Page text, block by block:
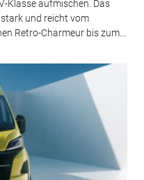
Klasse aufmischen. Das
und reicht vom
Retro-Charmeur bis zum...